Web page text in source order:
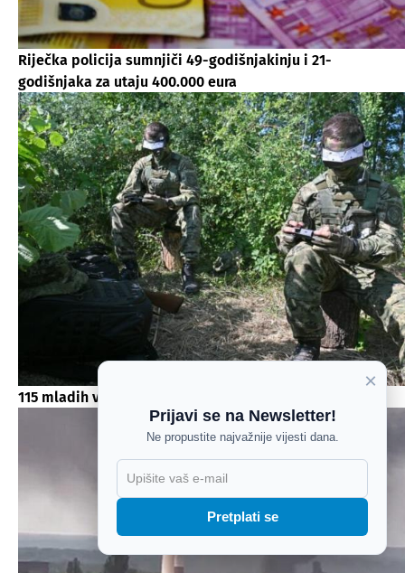
Riječka policija sumnjiči 49-godišnjakinju i 21-
godišnjaka za utaju 400.000 eura
115 mladih vojnika završlo specijalističku obuku
×
Prijavi se na Newsletter!
Ne propustite najvažnije vijesti dana.
Pretplati se